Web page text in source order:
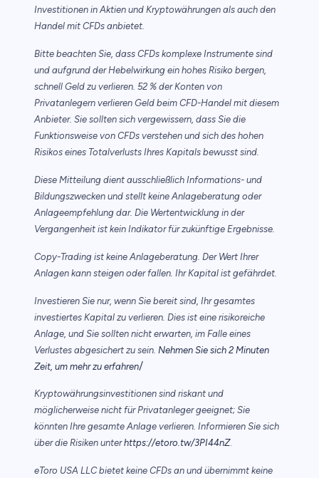
Investitionen in Aktien und Kryptowährungen als auch den
Handel mit CFDs anbietet.
Bitte beachten Sie, dass CFDs komplexe Instrumente sind
und aufgrund der Hebelwirkung ein hohes Risiko bergen,
schnell Geld zu verlieren. 52 % der Konten von
Privatanlegern verlieren Geld beim CFD-Handel mit diesem
Anbieter. Sie sollten sich vergewissern, dass Sie die
Funktionsweise von CFDs verstehen und sich des hohen
Risikos eines Totalverlusts Ihres Kapitals bewusst sind.
Diese Mitteilung dient ausschließlich Informations- und
Bildungszwecken und stellt keine Anlageberatung oder
Anlageempfehlung dar. Die Wertentwicklung in der
Vergangenheit ist kein Indikator für zukünftige Ergebnisse.
Copy-Trading ist keine Anlageberatung. Der Wert Ihrer
Anlagen kann steigen oder fallen. Ihr Kapital ist gefährdet.
Investieren Sie nur, wenn Sie bereit sind, Ihr gesamtes
investiertes Kapital zu verlieren. Dies ist eine risikoreiche
Anlage, und Sie sollten nicht erwarten, im Falle eines
Verlustes abgesichert zu sein. Nehmen Sie sich 2 Minuten
Zeit, um mehr zu erfahren/
Kryptowährungsinvestitionen sind riskant und
möglicherweise nicht für Privatanleger geeignet; Sie
könnten Ihre gesamte Anlage verlieren. Informieren Sie sich
über die Risiken unter https://etoro.tw/3PI44nZ.
eToro USA LLC bietet keine CFDs an und übernimmt keine